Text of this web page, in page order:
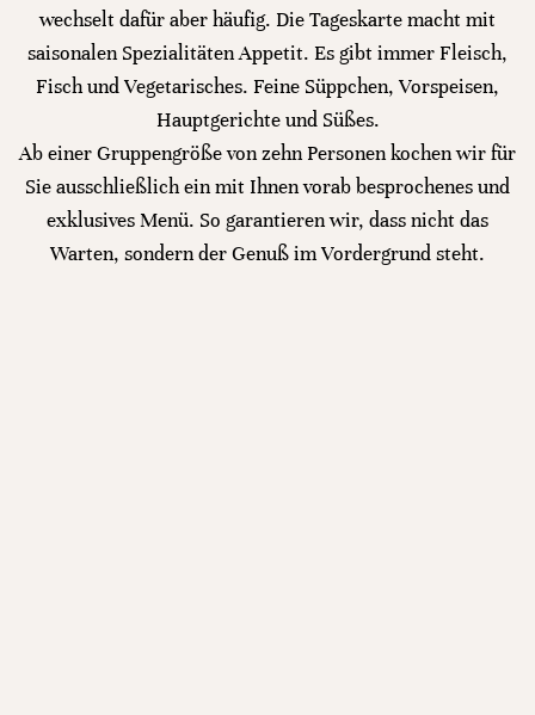
wechselt dafür aber häufig. Die Tageskarte macht mit
saisonalen Spezialitäten Appetit. Es gibt immer Fleisch,
Fisch und Vegetarisches. Feine Süppchen, Vorspeisen,
Hauptgerichte und Süßes.
Ab einer Gruppengröße von zehn Personen kochen wir für
Sie ausschließlich ein mit Ihnen vorab besprochenes und
exklusives Menü. So garantieren wir, dass nicht das
Warten, sondern der Genuß im Vordergrund steht.